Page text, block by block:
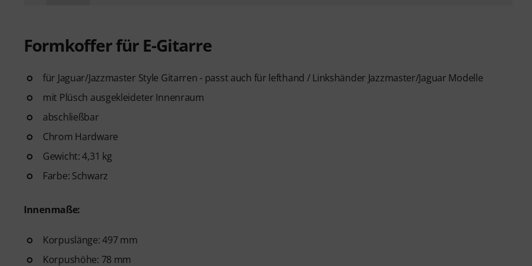
Formkoffer für E-Gitarre
für Jaguar/Jazzmaster Style Gitarren - passt auch für lefthand / Linkshänder Jazzmaster/Jaguar Modelle
mit Plüsch ausgekleideter Innenraum
abschließbar
Chrom Hardware
Gewicht: 4,31 kg
Farbe: Schwarz
Innenmaße:
Korpuslänge: 497 mm
Korpushöhe: 78 mm